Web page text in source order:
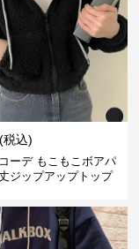
(税込)
ーデ もこもこボアパ
ジップアップトップ